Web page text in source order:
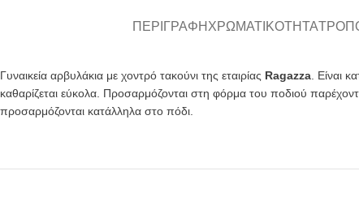
ΠΕΡΙΓΡΑΦΉ ΧΡΩΜΑΤΙΚΌΤΗΤΑ
Γυναικεία αρβυλάκια με χοντρό τακούνι της εταιρίας Ragazza . Είναι
καθαρίζεται εύκολα. Προσαρμόζονται στη φόρμα του ποδιού
προσαρμόζονται κατάλληλα στο πόδι.